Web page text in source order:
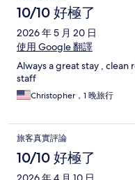
10/10 好極了
2026 年 5 月 20 日
使用 Google 翻譯
Always a great stay ,
staff
Christopher，1 晚旅行
旅客真實評論
10/10 好極了